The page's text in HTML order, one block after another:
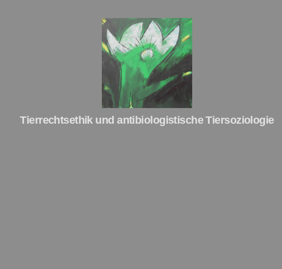
Tierrechte
Tierrechtsethik und antibiologistische Tiersoziologie